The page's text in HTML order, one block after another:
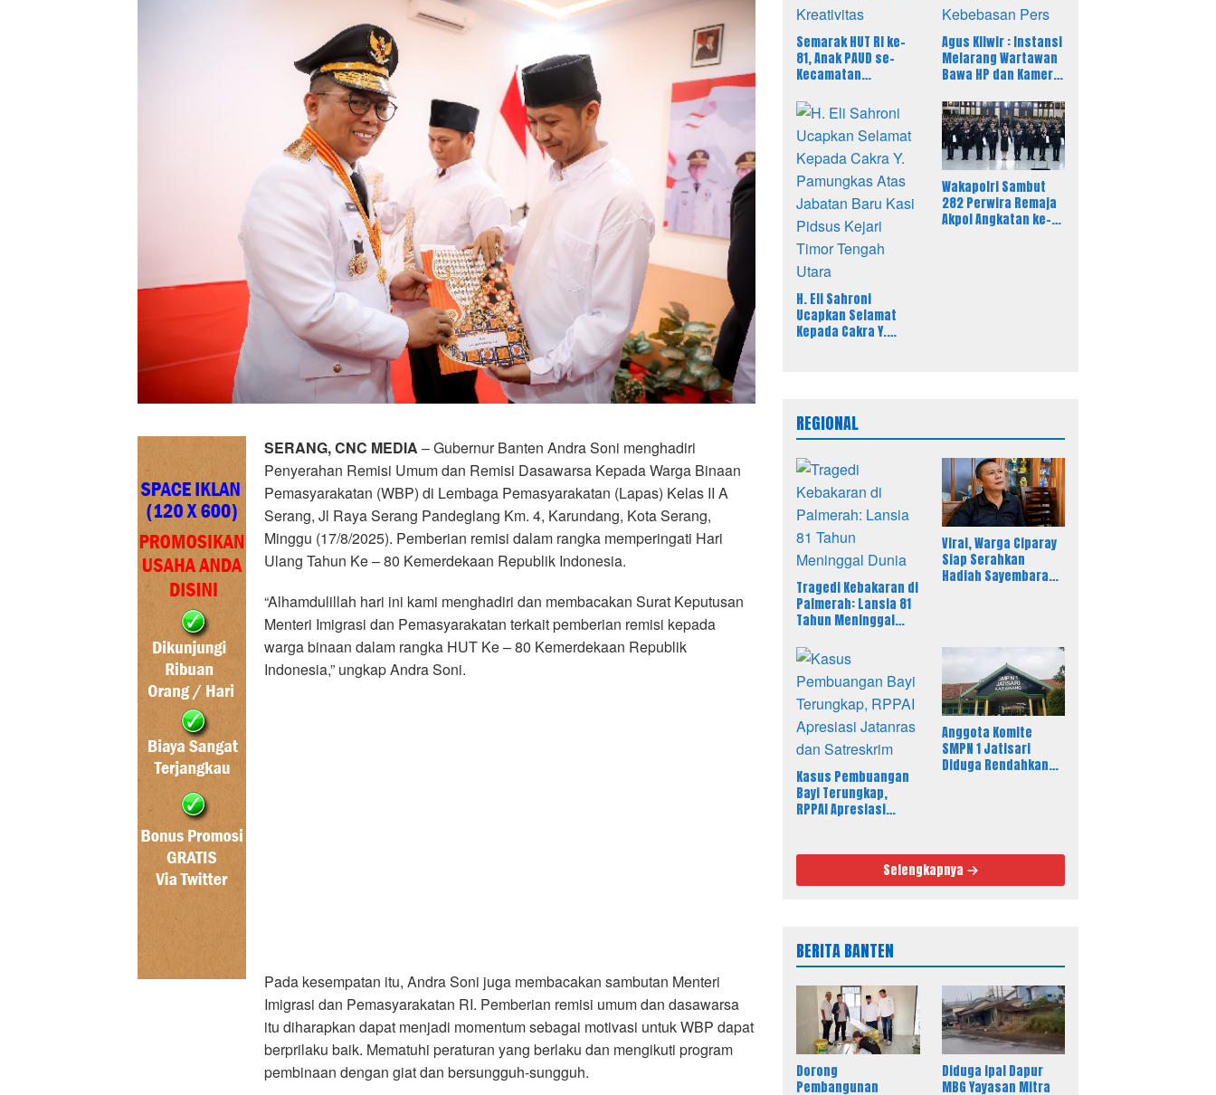
SERANG, CNC MEDIA – Gubernur Banten Andra Soni menghadiri
Penyerahan Remisi Umum dan Remisi Dasawarsa Kepada Warga Binaan
Pemasyarakatan (WBP) di Lembaga Pemasyarakatan (Lapas) Kelas II A
Serang, Jl Raya Serang Pandeglang Km. 4, Karundang, Kota Serang,
Minggu (17/8/2025). Pemberian remisi dalam rangka memperingati Hari
Ulang Tahun Ke – 80 Kemerdekaan Republik Indonesia.
“Alhamdulillah hari ini kami menghadiri dan membacakan Surat Keputusan
Menteri Imigrasi dan Pemasyarakatan terkait pemberian remisi kepada
warga binaan dalam rangka HUT Ke – 80 Kemerdekaan Republik
Indonesia,” ungkap Andra Soni.
Pada kesempatan itu, Andra Soni juga membacakan sambutan Menteri
Imigrasi dan Pemasyarakatan RI. Pemberian remisi umum dan dasawarsa
itu diharapkan dapat menjadi momentum sebagai motivasi untuk WBP dapat
berprilaku baik. Mematuhi peraturan yang berlaku dan mengikuti program
pembinaan dengan giat dan bersungguh-sungguh.
Semarak HUT RI ke-
81, Anak PAUD se-
Kecamatan
Meriahkan Lomba
Kreativitas
Agus Kliwir : Instansi
Melarang Wartawan
Bawa HP dan Kamera
Ancam Kebebasan
Pers
H. Eli Sahroni
Ucapkan Selamat
Kepada Cakra Y.
Wakapolri Sambut
282 Perwira Remaja
Akpol Angkatan ke-
REGIONAL
Tragedi Kebakaran di
Palmerah: Lansia 81
Tahun Meninggal
Viral, Warga Ciparay
Siap Serahkan
Hadiah Sayembara
Kasus Pembuangan
Bayi Terungkap,
RPPAI Apresiasi
Anggota Komite
SMPN 1 Jatisari
Diduga Rendahkan
Selengkapnya
BERITA BANTEN
Dorong
Pembangunan
Diduga Ipal Dapur
MBG Yayasan Mitra